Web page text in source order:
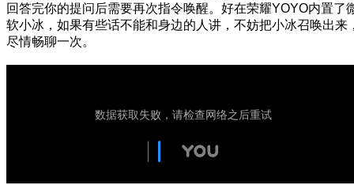
回答完你的提问后需要再次指令唤醒。好在荣耀YOYO内置了
软小冰，如果有些话不能和身边的人讲，不妨把小冰召唤出来
尽情畅聊一次。